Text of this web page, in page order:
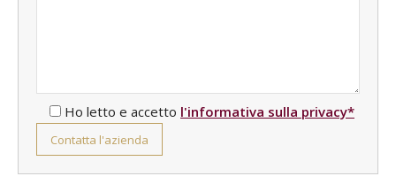
Ho letto e accetto l'informativa sulla privacy*